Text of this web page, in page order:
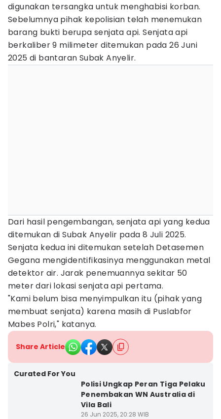
digunakan tersangka untuk menghabisi korban.
Sebelumnya pihak kepolisian telah menemukan
barang bukti berupa senjata api. Senjata api
berkaliber 9 milimeter ditemukan pada 26 Juni
2025 di bantaran Subak Anyelir.
Dari hasil pengembangan, senjata api yang kedua
ditemukan di Subak Anyelir pada 8 Juli 2025.
Senjata kedua ini ditemukan setelah Detasemen
Gegana mengidentifikasinya menggunakan metal
detektor air. Jarak penemuannya sekitar 50
meter dari lokasi senjata api pertama.
"Kami belum bisa menyimpulkan itu (pihak yang
membuat senjata) karena masih di Puslabfor
Mabes Polri," katanya.
Share Article
Curated For You
Polisi Ungkap Peran Tiga Pelaku
Penembakan WN Australia di
Vila Bali
26 Jun 2025, 20:28 WIB